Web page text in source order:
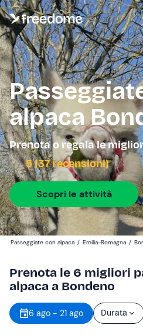
alpaca
Prenota o regala le
5 (37 recensioni)
Scopri le attività
Passeggiate con alpaca / Emilia-Romagna /
Prenota le 6 migliori
alpaca a Bondeno
6 ago - 21 ago Durata